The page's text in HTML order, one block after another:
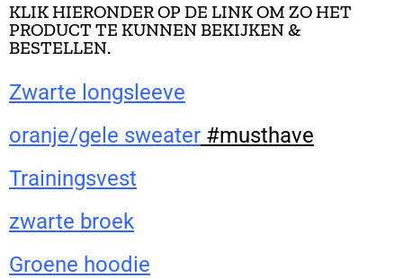
KLIK HIERONDER OP DE LINK OM ZO HET
PRODUCT TE KUNNEN BEKIJKEN &
BESTELLEN.
Zwarte longsleeve
oranje/gele sweater #musthave
Trainingsvest
zwarte broek
Groene hoodie